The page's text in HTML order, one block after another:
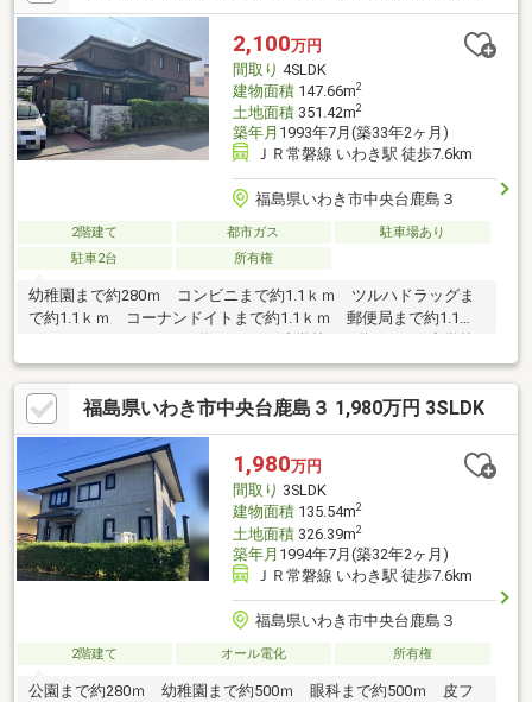
2,100万円
間取り 4SLDK
建物面積147.66m2
土地面積351.42m2
築年月 1993年7月(築33年2ヶ月)
ＪＲ常磐線 いわき駅 徒歩7.6km
福島県いわき市中央台鹿島３
2階建て 都市ガス
駐車場あり
駐車2台
所有権
幼稚園まで約280ｍ コンビニまで約1.1ｋｍ ツルハドラッグま
で約1.1ｋｍ コーナンドイトまで約1.1ｋｍ 郵便局まで約1.1ｋ
まで約750ｍ
福島県いわき市中央台鹿島３ 1,980万円 3SLDK
1,980万円
間取り 3SLDK
建物面積135.54m2
土地面積326.39m2
築年月 1994年7月(築32年2ヶ月)
ＪＲ常磐線 いわき駅 徒歩7.6km
福島県いわき市中央台鹿島３
2階建て オール電化 所有権
公園まで約280ｍ 幼稚園まで約500ｍ 眼科まで約500ｍ 皮フ